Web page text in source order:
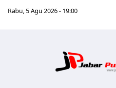
Rabu, 5 Agu 2026 - 19:00